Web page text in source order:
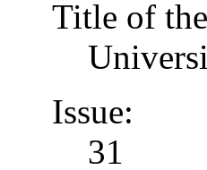
Title of
Issue:
31